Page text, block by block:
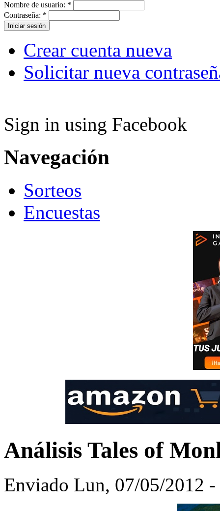
Nombre de usuario: *
Contraseña: *
Crear cuenta nueva
Solicitar nueva
Sign in using Facebook
Navegación
Sorteos
Encuestas
Análisis Tales of
Enviado Lun, 07/05/2012